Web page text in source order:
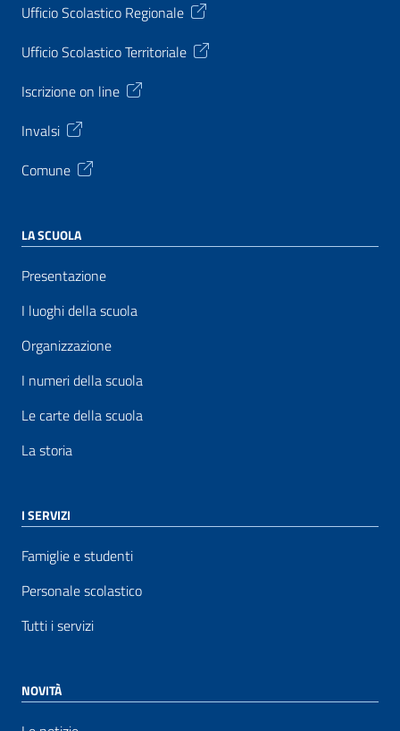
Ufficio Scolastico Regionale
Ufficio Scolastico Territoriale
Iscrizione on line
Invalsi
Comune
LA SCUOLA
Presentazione
I luoghi della scuola
Organizzazione
I numeri della scuola
Le carte della scuola
La storia
I SERVIZI
Famiglie e studenti
Personale scolastico
Tutti i servizi
NOVITÀ